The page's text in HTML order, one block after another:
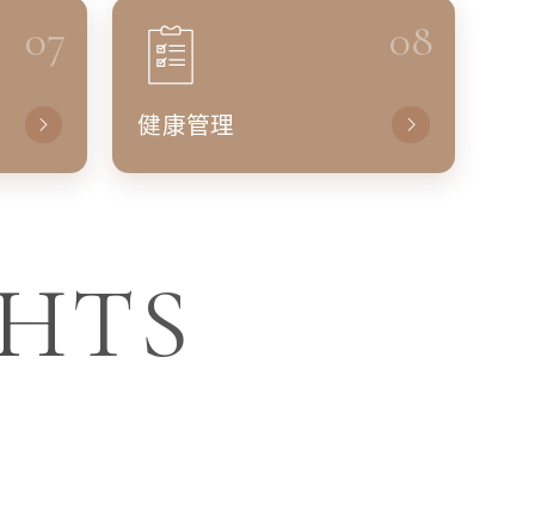
07 08
健康管理